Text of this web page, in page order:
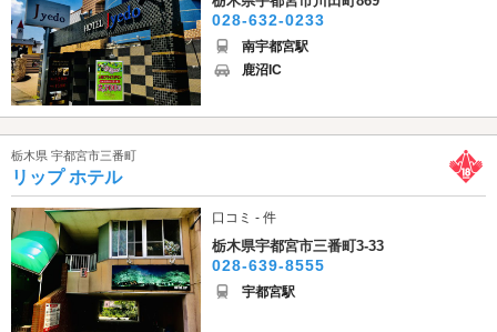
028-632-0233
南宇都宮駅
鹿沼IC
栃木県 宇都宮市三番町
リップ ホテル
口コミ - 件
栃木県宇都宮市三番町3-33
028-639-8555
宇都宮駅